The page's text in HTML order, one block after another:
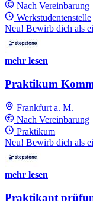
Nach Vereinbarung
Werkstudentenstelle
Neu! Bewirb dich als
mehr lesen
Praktikum
Frankfurt a. M.
Nach Vereinbarung
Praktikum
Neu! Bewirb dich als
mehr lesen
Praktikant